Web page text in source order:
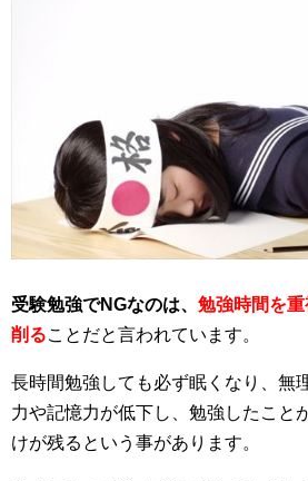
受験勉強でNGなのは、 勉強時間を
削ることだと言われています。
長時間勉強しても必ず眠くなり、無
力や記憶力が低下し、勉強したこと
けが残るという事があります。